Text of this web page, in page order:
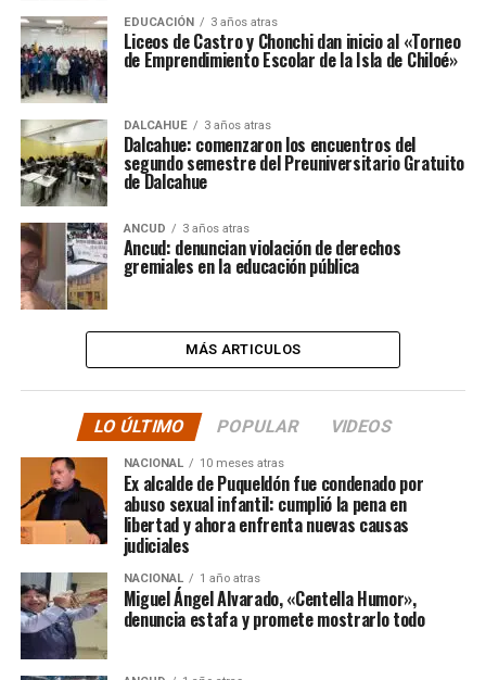
EDUCACIÓN 3 años atras
Liceos de Castro y Chonchi dan inicio al «Torneo
de Emprendimiento Escolar de la Isla de Chiloé»
DALCAHUE 3 años atras
Dalcahue: comenzaron los encuentros del
segundo semestre del Preuniversitario Gratuito
de Dalcahue
ANCUD 3 años atras
Ancud: denuncian violación de derechos
gremiales en la educación pública
MÁS ARTICULOS
LO ÚLTIMO POPULAR VIDEOS
NACIONAL 10 meses atras
Ex alcalde de Puqueldón fue condenado por
abuso sexual infantil: cumplió la pena en
libertad y ahora enfrenta nuevas causas
judiciales
NACIONAL 1 año atras
Miguel Ángel Alvarado, «Centella Humor»,
denuncia estafa y promete mostrarlo todo